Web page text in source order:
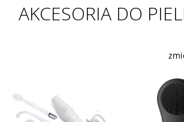
AKCESORIA DO